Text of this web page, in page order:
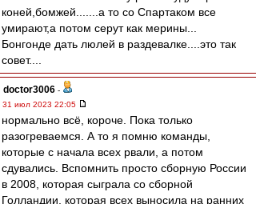
коней,бомжей.......а то со Спартаком все
умирают,а потом серут как мерины...
Бонгонде дать люлей в раздевалке....это так
совет....
doctor3006 -
31 июл 2023 22:05
нормально всё, короче. Пока только
разогреваемся. А то я помню команды,
которые с начала всех рвали, а потом
сдувались. Вспомнить просто сборную России
в 2008, которая сыграла со сборной
Голландии, которая всех выносила на ранних